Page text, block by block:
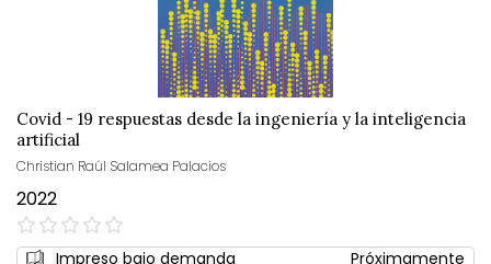
Covid - 19 respuestas desde la ingeniería y la inteligencia
artificial
Christian Raúl Salamea Palacios
2022
0%
Impreso bajo demanda
Próximamente